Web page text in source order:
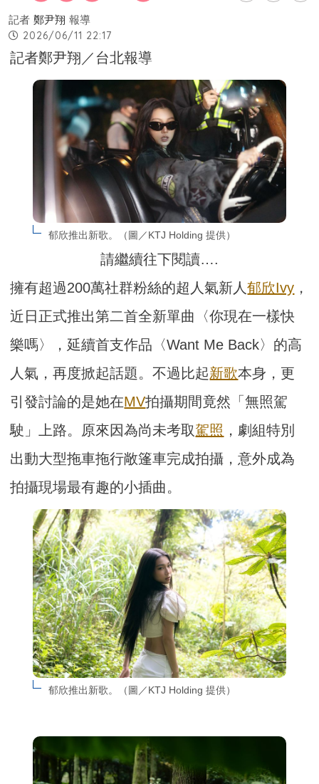
記者 鄭尹翔 報導
2026/06/11 22:17
記者鄭尹翔／台北報導
郁欣推出新歌。（圖／KTJ Holding 提供）
請繼續往下閱讀….
擁有超過200萬社群粉絲的超人氣新人郁欣Ivy ，
近日正式推出第二首全新單曲〈你現在一樣快
樂嗎〉，延續首支作品〈Want Me Back〉的高
人氣，再度掀起話題。不過比起新歌本身，更
引發討論的是她在MV拍攝期間竟然「無照駕
駛」上路。原來因為尚未考取駕照 ，劇組特別
出動大型拖車拖行敞篷車完成拍攝，意外成為
拍攝現場最有趣的小插曲。
郁欣推出新歌。（圖／KTJ Holding 提供）